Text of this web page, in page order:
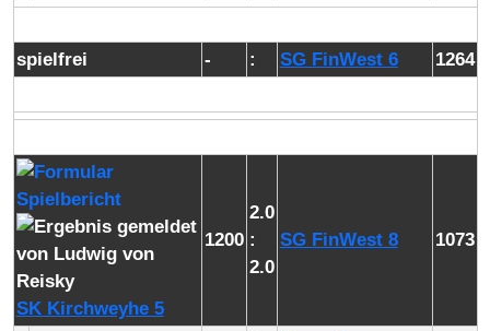
spielfrei - : SG FinWest 6 1264
SK Kirchweyhe 5
1200
2.0
:
2.0
SG FinWest 8 1073